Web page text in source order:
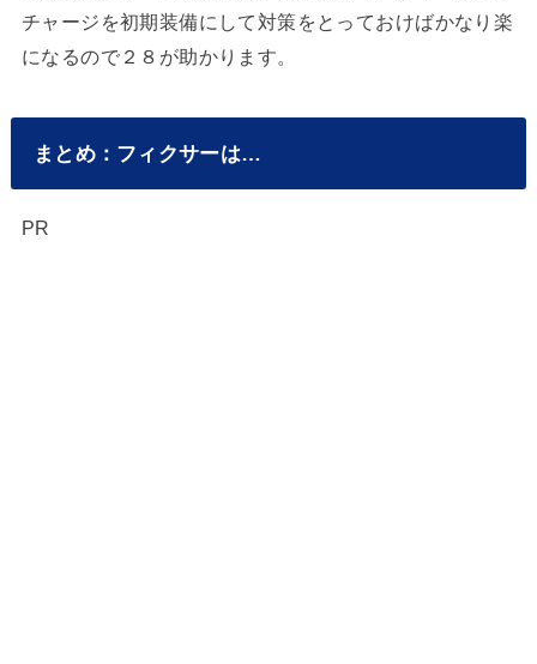
チャージを初期装備にして対策をとっておけばかなり楽
になるので２８が助かります。
まとめ：フィクサーは…
PR